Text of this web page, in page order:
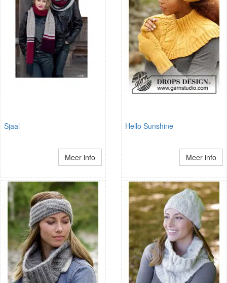
Sjaal
Meer info
Hello Sunshine
Meer info